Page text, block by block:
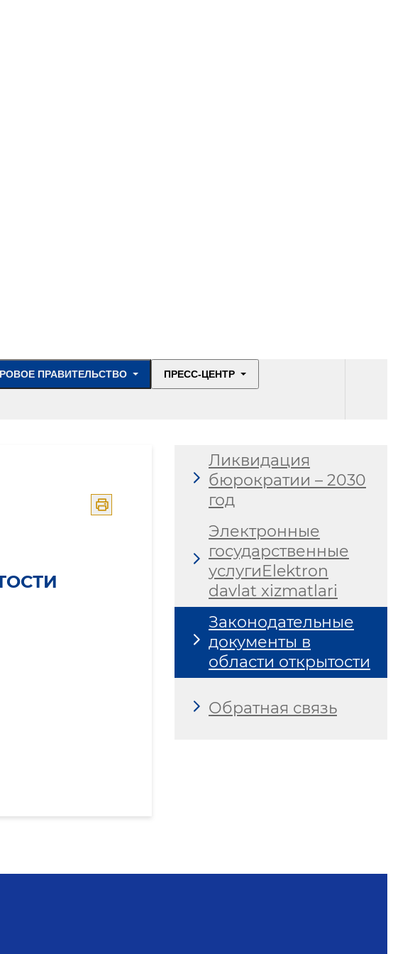
ПРАВИТЕЛЬСТВО ПРЕСС-ЦЕНТР
Ликвидация
бюрократии – 2030
год
Электронные
государственные
услугиElektron
davlat xizmatlari
Законодательные
документы в
области открытости
Обратная связь